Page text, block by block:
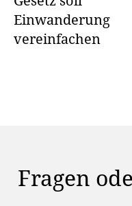
Einwanderung
vereinfachen
Fragen